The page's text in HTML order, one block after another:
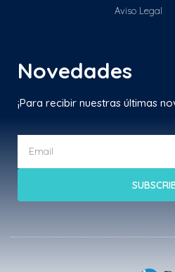
Aviso Legal
Novedades
¡Para recibir nuestras últimas